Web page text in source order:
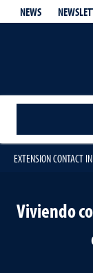
NEWS
EXTENSION CONTACT
Viviendo